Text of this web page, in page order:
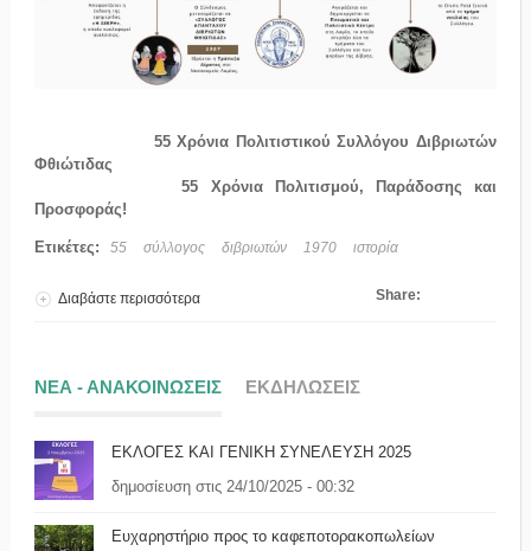
55 Χρόνια Πολιτιστικού Συλλόγου Διβριωτών
Φθιώτιδας
55 Χρόνια Πολιτισμού, Παράδοσης και
Προσφοράς!
Ετικέτες: 55 σύλλογος διβριωτών 1970 ιστορία
Share:
Διαβάστε περισσότεραγια 55 Χρόνια Πολιτισμού, Παράδοσης και
ΝΕΑ - ΑΝΑΚΟΙΝΩΣΕΙΣ ΕΚΔΗΛΩΣΕΙΣ
ΕΚΛΟΓΕΣ ΚΑΙ ΓΕΝΙΚΗ ΣΥΝΕΛΕΥΣΗ 2025
δημοσίευση στις 24/10/2025 - 00:32
Ευχαρηστήριο προς το καφεποτορακοπωλείων